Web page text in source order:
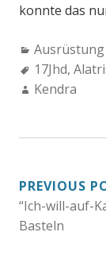
konnte das
Categories:
Tags:
17Jhd,
Author:
Kendra
PREVIOUS
“Ich-will-auf-
Basteln